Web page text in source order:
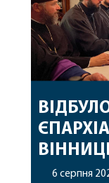
6 серпня